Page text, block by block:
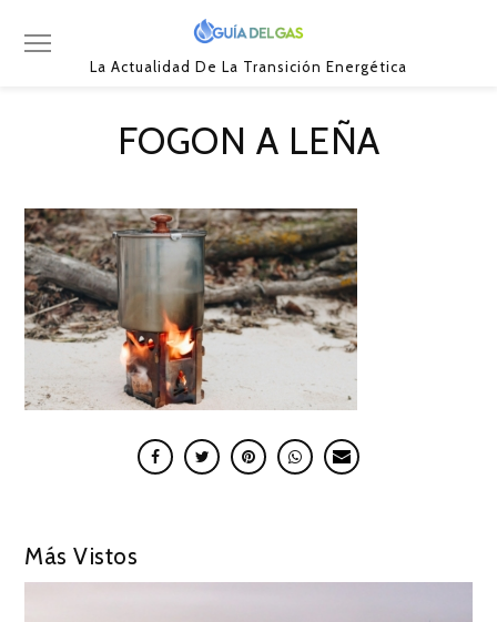
La Actualidad De La Transición Energética
FOGON A LEÑA
Más Vistos